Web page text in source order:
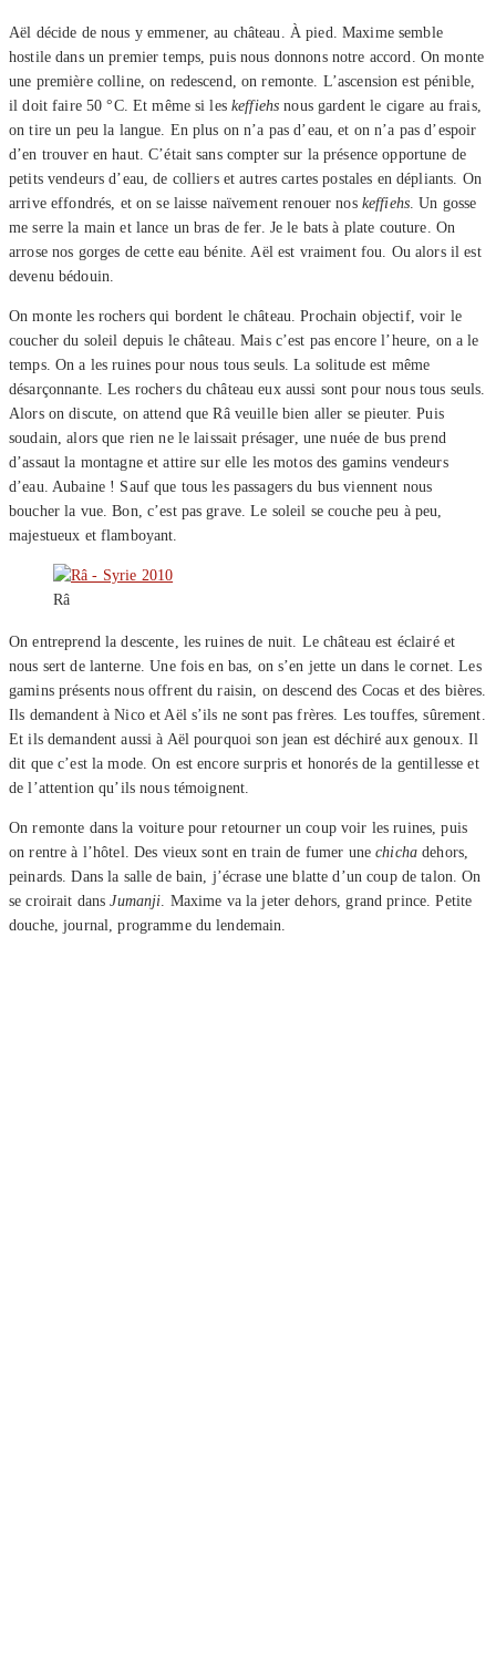
Aël décide de nous y emmener, au château. À pied. Maxime semble
hostile dans un premier temps, puis nous donnons notre accord. On monte
une première colline, on redescend, on remonte. L’ascension est pénible,
il doit faire 50 °C. Et même si leskeffiehs nous gardent le cigare au frais,
on tire un peu la langue. En plus on n’a pas d’eau, et on n’a pas d’espoir
d’en trouver en haut. C’était sans compter sur la présence opportune de
petits vendeurs d’eau, de colliers et autres cartes postales en dépliants. On
arrive effondrés, et on se laisse naïvement renouer nos keffiehs. Un gosse
me serre la main et lance un bras de fer. Je le bats à plate couture. On
arrose nos gorges de cette eau bénite. Aël est vraiment fou. Ou alors il est
devenu bédouin.
On monte les rochers qui bordent le château. Prochain objectif, voir le
coucher du soleil depuis le château. Mais c’est pas encore l’heure, on a le
temps. On a les ruines pour nous tous seuls. La solitude est même
désarçonnante. Les rochers du château eux aussi sont pour nous tous seuls.
Alors on discute, on attend que Râ veuille bien aller se pieuter. Puis
soudain, alors que rien ne le laissait présager, une nuée de bus prend
d’assaut la montagne et attire sur elle les motos des gamins vendeurs
d’eau. Aubaine ! Sauf que tous les passagers du bus viennent nous
boucher la vue. Bon, c’est pas grave. Le soleil se couche peu à peu,
majestueux et flamboyant.
Râ
On entreprend la descente, les ruines de nuit. Le château est éclairé et
nous sert de lanterne. Une fois en bas, on s’en jette un dans le cornet. Les
gamins présents nous offrent du raisin, on descend des Cocas et des bières.
Ils demandent à Nico et Aël s’ils ne sont pas frères. Les touffes, sûrement.
Et ils demandent aussi à Aël pourquoi son jean est déchiré aux genoux. Il
dit que c’est la mode. On est encore surpris et honorés de la gentillesse et
de l’attention qu’ils nous témoignent.
On remonte dans la voiture pour retourner un coup voir les ruines, puis
on rentre à l’hôtel. Des vieux sont en train de fumer unechichadehors,
peinards. Dans la salle de bain, j’écrase une blatte d’un coup de talon. On
se croirait dansJumanji . Maxime va la jeter dehors, grand prince. Petite
douche, journal, programme du lendemain.